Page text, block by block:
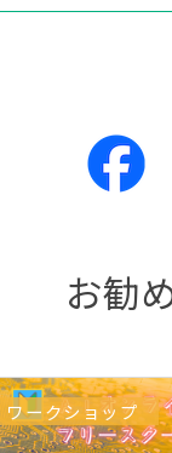
お勧
ワークショップ